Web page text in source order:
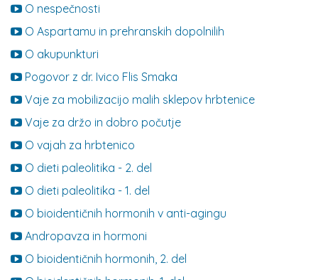
O nespečnosti
O Aspartamu in prehranskih dopolnilih
O akupunkturi
Pogovor z dr. Ivico Flis Smaka
Vaje za mobilizacijo malih sklepov hrbtenice
Vaje za držo in dobro počutje
O vajah za hrbtenico
O dieti paleolitika - 2. del
O dieti paleolitika - 1. del
O bioidentičnih hormonih v anti-agingu
Andropavza in hormoni
O bioidentičnih hormonih, 2. del